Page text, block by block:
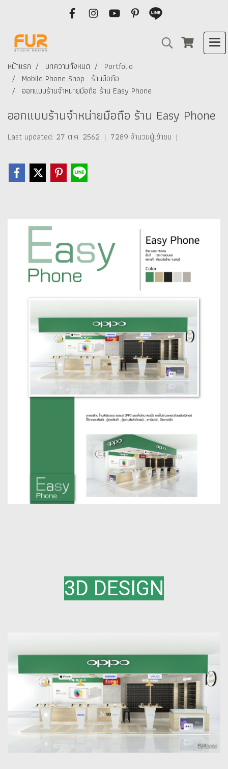
หน้าแรก บทความทั้งหมด
Portfolio
Mobile Phone Shop : ร้านมือถือ
ออกแบบร้านจำหน่ายมือถือ ร้าน Easy Phone
ออกแบบร้านจำหน่ายมือถือ ร้าน Easy Phone
Last updated: 27 ต.ค. 2562 | 7289 จำนวนผู้เข้าชม |
3D DESIGN